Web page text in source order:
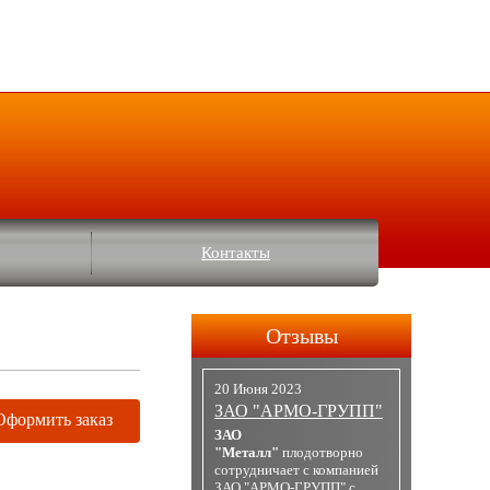
Контакты
заказ
Отзывы
20 Июня 2023
ЗАО "АРМО-ГРУПП"
ЗАО
"Металл" плодотворно
сотрудничает с компанией